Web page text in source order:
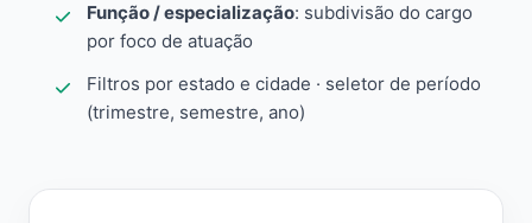
Função / especialização: subdivisão do cargo
por foco de atuação
Filtros por estado e cidade · seletor de período
(trimestre, semestre, ano)